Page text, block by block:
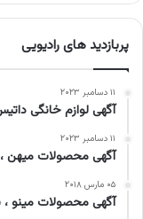
پربازدید های رادیویی
۱۱ دسامبر ۲۰۲۳
آگهی لوازم خانگی
۱۱ دسامبر ۲۰۲۳
آگهی محصولات میهن
۰۵ مارس ۲۰۱۸
آگهی محصولات مینو